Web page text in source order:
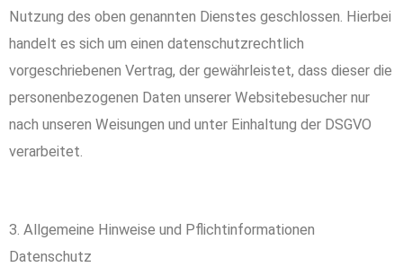
Nutzung des oben genannten Dienstes geschlossen. Hierbei
handelt es sich um einen datenschutzrechtlich
vorgeschriebenen Vertrag, der gewährleistet, dass dieser die
personenbezogenen Daten unserer Websitebesucher nur
nach unseren Weisungen und unter Einhaltung der DSGVO
verarbeitet.
3. Allgemeine Hinweise und Pflichtinformationen
Datenschutz